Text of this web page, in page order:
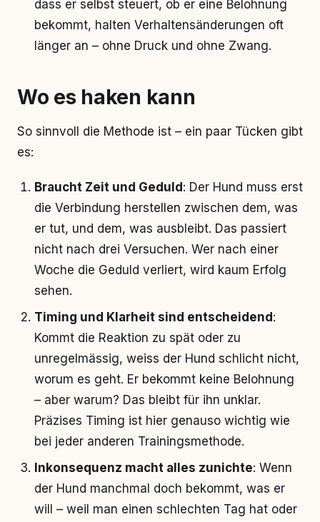
dass er selbst steuert, ob er eine Belohnung
bekommt, halten Verhaltensänderungen oft
länger an – ohne Druck und ohne Zwang.
Wo es haken kann
So sinnvoll die Methode ist – ein paar Tücken gibt
es:
Braucht Zeit und Geduld : Der Hund muss erst
die Verbindung herstellen zwischen dem, was
er tut, und dem, was ausbleibt. Das passiert
nicht nach drei Versuchen. Wer nach einer
Woche die Geduld verliert, wird kaum Erfolg
sehen.
Timing und Klarheit sind entscheidend :
Kommt die Reaktion zu spät oder zu
unregelmässig, weiss der Hund schlicht nicht,
worum es geht. Er bekommt keine Belohnung
– aber warum? Das bleibt für ihn unklar.
Präzises Timing ist hier genauso wichtig wie
bei jeder anderen Trainingsmethode.
Inkonsequenz macht alles zunichte: Wenn
der Hund manchmal doch bekommt, was er
will – weil man einen schlechten Tag hat oder